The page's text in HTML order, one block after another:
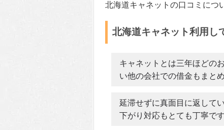
北海道キャネットの口コミにつ
北海道キャネット利用し
キャネットとは三年ほどの
い他の会社での借金もまと
延滞せずに真面目に返して
下がり対応もとても丁寧です